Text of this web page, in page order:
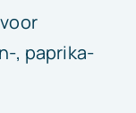
, paprika-